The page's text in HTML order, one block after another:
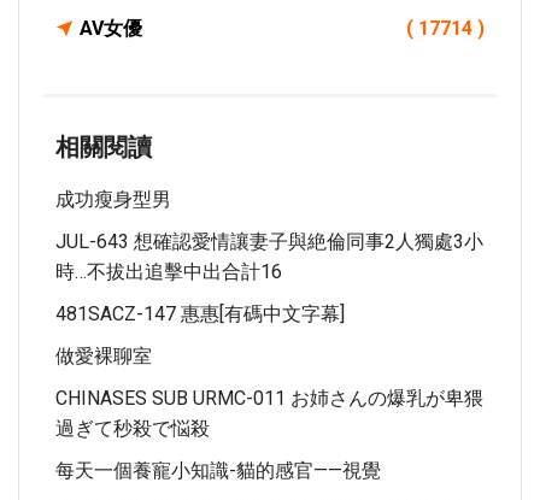
AV女優 ( 17714 )
相關閱讀
成功瘦身型男
JUL-643 想確認愛情讓妻子與絶倫同事2人獨處3小
時…不拔出追擊中出合計16
481SACZ-147 惠惠[有碼中文字幕]
做愛裸聊室
CHINASES SUB URMC-011 お姉さんの爆乳が卑猥
過ぎて秒殺で悩殺
每天一個養寵小知識-貓的感官——視覺